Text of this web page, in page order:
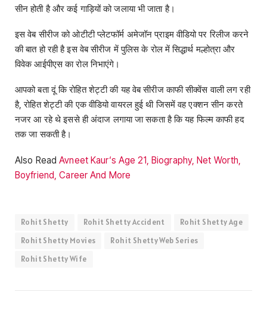
सीन होती है और कई गाड़ियों को जलाया भी जाता है।
इस वेब सीरीज को ओटीटी प्लेटफॉर्म अमेजॉन प्राइम वीडियो पर रिलीज करने
की बात हो रही है इस वेब सीरीज में पुलिस के रोल में सिद्धार्थ मल्होत्रा और
विवेक आईपीएस का रोल निभाएंगे।
आपको बता दूं कि रोहित शेट्टी की यह वेब सीरीज काफी सीक्वेंस वाली लग रही
है, रोहित शेट्टी की एक वीडियो वायरल हुई थी जिसमें वह एक्शन सीन करते
नजर आ रहे थे इससे ही अंदाज लगाया जा सकता है कि यह फिल्म काफी हद
तक जा सकती है।
Also ReadAvneet Kaur‘s Age 21, Biography, Net Worth,
Boyfriend, Career And More
Rohit Shetty Rohit Shetty Accident
Rohit Shetty Age
Rohit Shetty Movies
Rohit Shetty Web Series
Rohit Shetty Wife